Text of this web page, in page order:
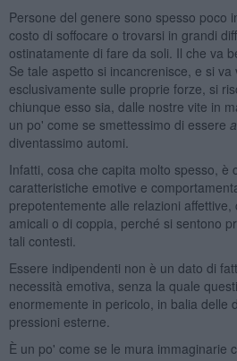
Persone del genere sono spesso poco
costo di soffocare o trovarsi in grandi
ostinatamente di fare da soli. Il che va
Se tale aspetto si incancrenisce, e si
esclusivamente sulle proprie forze, si
chiunque esso sia, dalle nostre vite in
un po' come se smettessimo di essere
diventassimo automi.
Infatti, cosa che capita molto spesso, è
caratteristiche emotive e
prepotentemente alle relazioni
amicali o di coppia, perché si sentono
tali contesti.
Essere indipendenti non è un dato di
necessità emotiva, senza la quale
enormemente in pericolo, in balia delle
pressioni esterne.
È un po' come se le mura immaginarie